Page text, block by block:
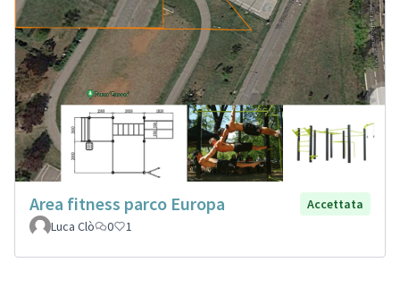
Area fitness parco Europa
Accettata
Luca Clò
0 1